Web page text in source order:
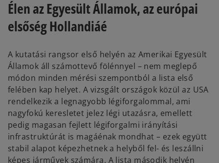
Élen az Egyesült Államok, az európai
elsőség Hollandiáé
A kutatási rangsor első helyén az Amerikai Egyesült
Államok áll számottevő fölénnyel – nem meglepő
módon minden mérési szempontból a lista első
felében kap helyet. A vizsgált országok közül az USA
rendelkezik a legnagyobb légiforgalommal, ami
nagyfokú keresletet jelez légi utazásra, emellett
pedig magasan fejlett légiforgalmi irányítási
infrastruktúrát is magáénak mondhat – ezek együtt
stabil alapot képezhetnek a helyből fel- és leszállni
képes járművek számára. A lista második helyén